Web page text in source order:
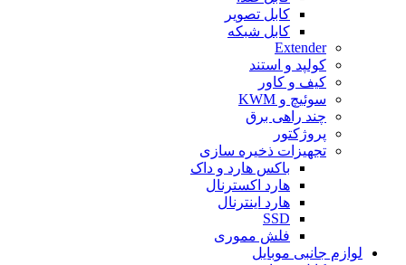
کابل تصویر
کابل شبکه
Extender
کولپد و استند
کیف و کاور
سوئیچ و KWM
چند راهی برق
پروژکتور
تجهیزات ذخیره سازی
باکس هارد و داک
هارد اکسترنال
هارد اینترنال
SSD
فلش مموری
لوازم جانبی موبایل